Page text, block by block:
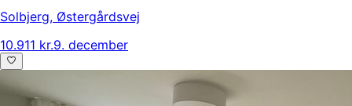
Solbjerg, Østergårdsvej
10.911 kr.9. december